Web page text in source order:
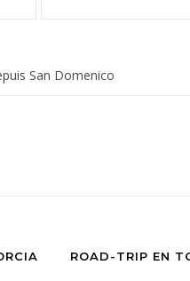
San Domenico
ROAD-TRIP EN